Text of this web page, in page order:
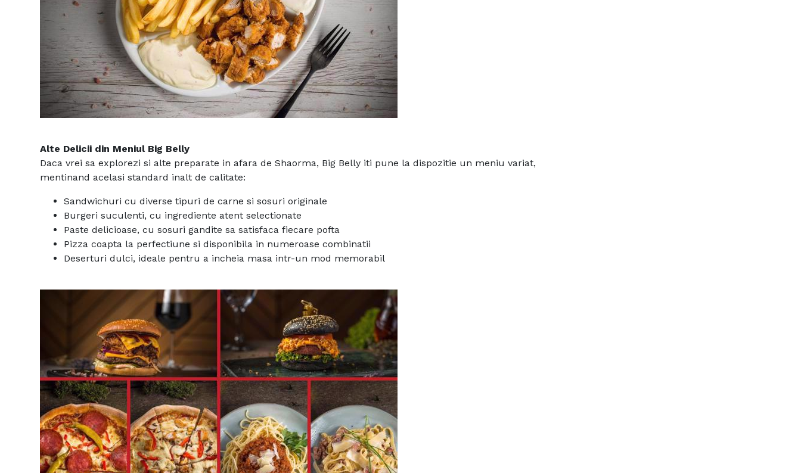
Alte Delicii din Meniul Big Belly
Daca vrei sa explorezi si alte preparate in afara de Shaorma, Big Belly iti pune la dispozitie un meniu variat,
mentinand acelasi standard inalt de calitate:
Sandwichuri cu diverse tipuri de carne si sosuri originale
Burgeri suculenti, cu ingrediente atent selectionate
Paste delicioase, cu sosuri gandite sa satisfaca fiecare pofta
Pizza coapta la perfectiune si disponibila in numeroase combinatii
Deserturi dulci, ideale pentru a incheia masa intr-un mod memorabil